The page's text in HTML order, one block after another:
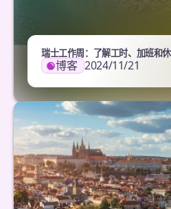
瑞士工作周：了解工时、加班和
博客 2024/11/21